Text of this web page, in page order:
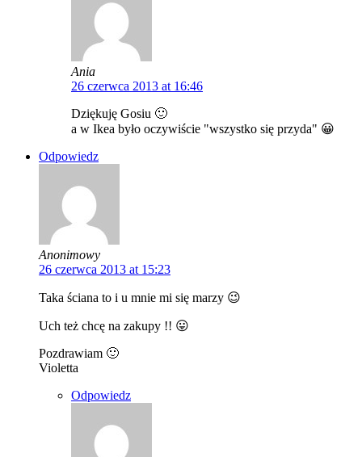
Ania
26 czerwca 2013 at 16:46
Dziękuję Gosiu 🙂
a w Ikea było oczywiście "wszystko się przyda" 😀
Odpowiedz
Anonimowy
26 czerwca 2013 at 15:23
Taka ściana to i u mnie mi się marzy 😉
Uch też chcę na zakupy !! 😛
Pozdrawiam 🙂
Violetta
Odpowiedz